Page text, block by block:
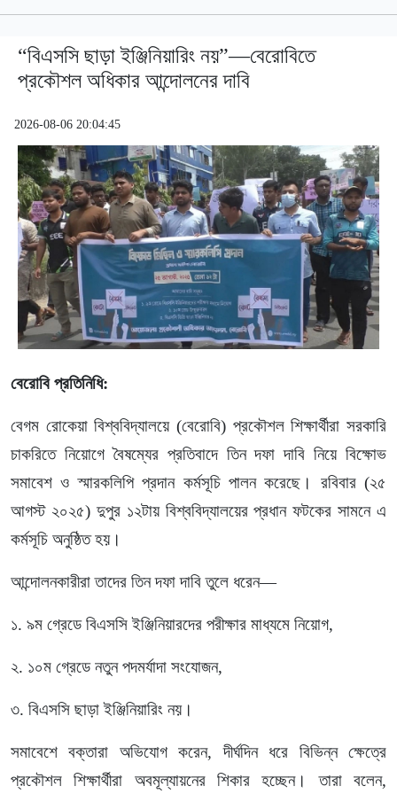
“বিএসসি ছাড়া ইঞ্জিনিয়ারিং নয়”—বেরোবিতে
প্রকৌশল অধিকার আন্দোলনের দাবি
2026-08-06 20:04:45
বেরোবি প্রতিনিধি:
বেগম রোকেয়া বিশ্ববিদ্যালয়ে (বেরোবি) প্রকৌশল শিক্ষার্থীরা সরকারি
চাকরিতে নিয়োগে বৈষম্যের প্রতিবাদে তিন দফা দাবি নিয়ে বিক্ষোভ
সমাবেশ ও স্মারকলিপি প্রদান কর্মসূচি পালন করেছে। রবিবার (২৫
আগস্ট ২০২৫) দুপুর ১২টায় বিশ্ববিদ্যালয়ের প্রধান ফটকের সামনে এ
কর্মসূচি অনুষ্ঠিত হয়।
আন্দোলনকারীরা তাদের তিন দফা দাবি তুলে ধরেন—
১. ৯ম গ্রেডে বিএসসি ইঞ্জিনিয়ারদের পরীক্ষার মাধ্যমে নিয়োগ,
২. ১০ম গ্রেডে নতুন পদমর্যাদা সংযোজন,
৩. বিএসসি ছাড়া ইঞ্জিনিয়ারিং নয়।
সমাবেশে বক্তারা অভিযোগ করেন, দীর্ঘদিন ধরে বিভিন্ন ক্ষেত্রে
প্রকৌশল শিক্ষার্থীরা অবমূল্যায়নের শিকার হচ্ছেন। তারা বলেন,